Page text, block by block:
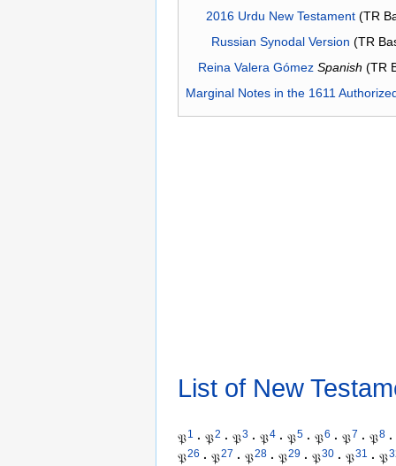
2016 Urdu New Testament(TR
Russian Synodal Version (TR
Reina Valera Gómez Spanish (TR
Marginal Notes in the 1611
List of New
𝔓1 · 𝔓2 · 𝔓3 · 𝔓4 · 𝔓5 · 𝔓6 · 𝔓7 · 𝔓8 ·
𝔓26 · 𝔓27 · 𝔓28 · 𝔓29 · 𝔓30 · 𝔓31 · 𝔓